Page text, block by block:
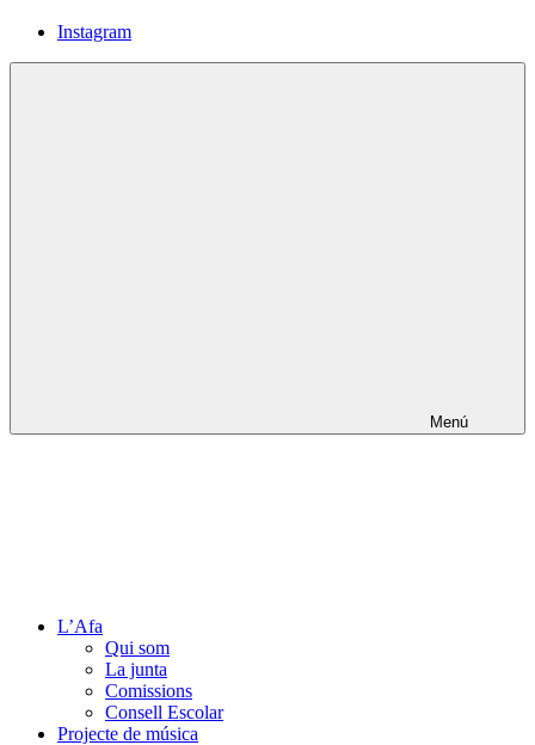
Instagram
Menú
L’Afa
Qui som
La junta
Comissions
Consell Escolar
Projecte de música